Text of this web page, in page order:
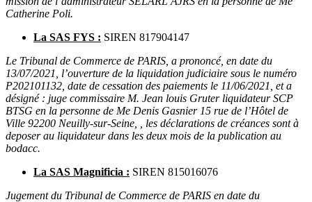
Catherine Poli.
La SAS FYS : SIREN 817904147
Le Tribunal de Commerce de PARIS, a prononcé, en date du
13/07/2021, l’ouverture de la liquidation judiciaire sous le numéro
P202101132, date de cessation des paiements le 11/06/2021, et a
désigné : juge commissaire M. Jean louis Gruter liquidateur SCP
BTSG en la personne de Me Denis Gasnier 15 rue de l’Hôtel de
Ville 92200 Neuilly-sur-Seine, , les déclarations de créances sont à
deposer au liquidateur dans les deux mois de la publication au
bodacc.
La SAS Magnificia : SIREN 815016076
Jugement du Tribunal de Commerce de PARIS en date du